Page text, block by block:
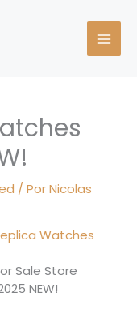
/ PorNicolas
Watches
Sale Store
NEW!